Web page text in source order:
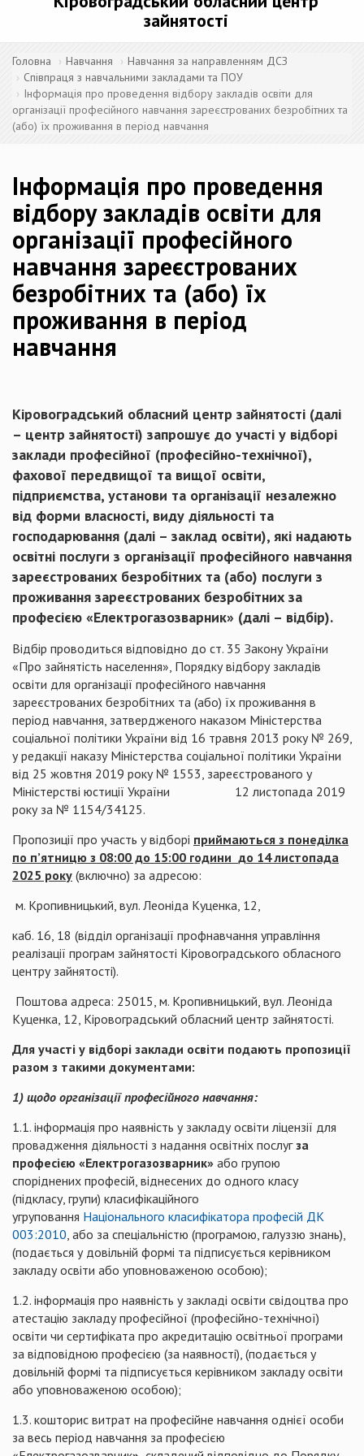
зайнятості
Головна Навчання
Навчання за направленням ДСЗ
Співпраця з навчальними закладами та ПОУ
Інформація про проведення відбору закладів освіти для
організації професійного навчання зареєстрованих безробітних та
(або) їх проживання в період навчання
Інформація про проведення
відбору закладів освіти для
організації професійного
навчання зареєстрованих
безробітних та (або) їх
проживання в період
навчання
Кіровоградський обласний центр зайнятості (далі
– центр зайнятості) запрошує до участі у відборі
заклади професійної (професійно-технічної),
фахової передвищої та вищої освіти,
підприємства, установи та організації незалежно
від форми власності, виду діяльності та
господарювання (далі – заклад освіти), які надають
освітні послуги з організації професійного навчання
зареєстрованих безробітних та (або) послуги з
проживання зареєстрованих безробітних за
професією «Електрогазозварник» (далі – відбір).
Відбір проводиться відповідно до ст. 35 Закону України
«Про зайнятість населення», Порядку відбору закладів
освіти для організації професійного навчання
зареєстрованих безробітних та (або) їх проживання в
період навчання, затвердженого наказом Міністерства
соціальної політики України від 16 травня 2013 року № 269,
у редакції наказу Міністерства соціальної політики України
від 25 жовтня 2019 року № 1553, зареєстрованого у
Міністерстві юстиції України 12 листопада 2019
року за № 1154/34125.
Пропозиції про участь у відборі приймаються з понеділка
по п’ятницю з 08:00 до 15:00 години до 14 листопада
2025 року (включно) за адресою:
м. Кропивницький, вул. Леоніда Куценка, 12,
каб. 16, 18 (відділ організації профнавчання управління
реалізації програм зайнятості Кіровоградського обласного
центру зайнятості).
Поштова адреса: 25015, м. Кропивницький, вул. Леоніда
Куценка, 12, Кіровоградський обласний центр зайнятості.
Для участі у відборі заклади освіти подають пропозиції
разом з такими документами:
1) щодо організації професійного навчання:
1.1. інформація про наявність у закладу освіти ліцензії для
провадження діяльності з надання освітніх послугза
професією «Електрогазозварник» або групою
споріднених професій, віднесених до одного класу
(підкласу, групи) класифікаційного
угруповання Національного класифікатора професій ДК
003:2010, або за спеціальністю (програмою, галуззю знань),
(подається у довільній формі та підписується керівником
закладу освіти або уповноваженою особою);
1.2. інформація про наявність у закладі освіти свідоцтва про
атестацію закладу професійної (професійно-технічної)
освіти чи сертифіката про акредитацію освітньої програми
за відповідною професією (за наявності), (подається у
довільній формі та підписується керівником закладу освіти
або уповноваженою особою);
1.3. кошторис витрат на професійне навчання однієї особи
за весь період навчання за професією